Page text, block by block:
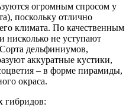
огромным спросом у
поскольку отлично
климата. По качественным
нисколько не уступают
дельфиниумов,
аккуратные кустики,
– в форме пирамиды,
окраса.
гибридов: